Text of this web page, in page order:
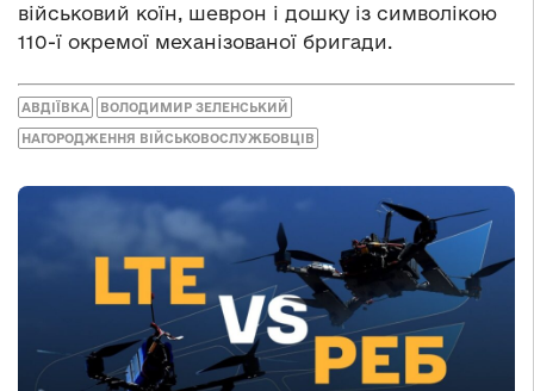
військовий коїн, шеврон і дошку із символікою
110-ї окремої механізованої бригади.
АВДІЇВКА ВОЛОДИМИР ЗЕЛЕНСЬКИЙ
НАГОРОДЖЕННЯ ВІЙСЬКОВОСЛУЖБОВЦІВ